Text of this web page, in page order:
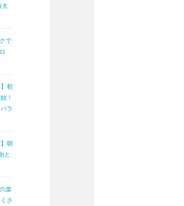
大
で
】初
！
ラ
】朝
と
楽
さ